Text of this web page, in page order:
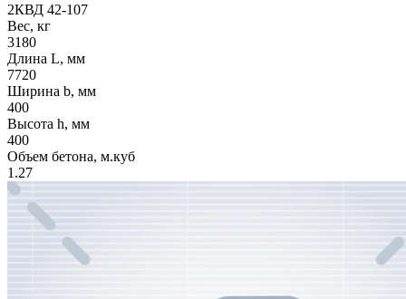
2КВД 42-107
Вес, кг
3180
Длина L, мм
7720
Ширина b, мм
400
Высота h, мм
400
Объем бетона, м.куб
1.27